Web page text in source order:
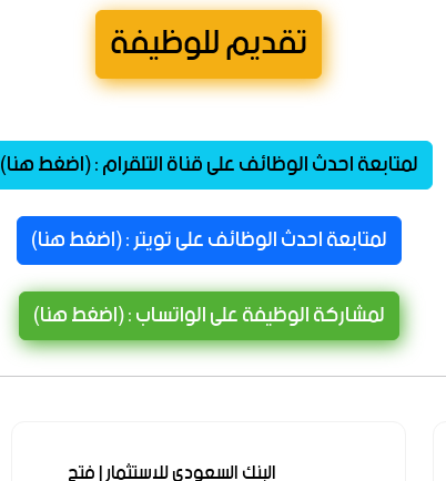
تقديم للوظيفة
لمتابعة احدث الوظائف على قناة التلقرام : (اضغط هنا)
لمتابعة احدث الوظائف على تويتر : (اضغط هنا)
لمشاركة الوظيفة على الواتساب : (اضغط هنا)